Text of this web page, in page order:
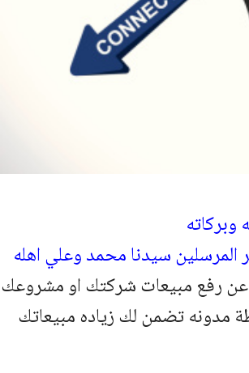
وبركاته
المرسلين سيدنا محمد وعلي اهله
رفع مبيعات شركتك او مشروعك
مدونه تضمن لك زياده مبيعاتك